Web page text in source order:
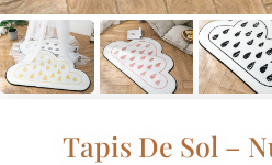
Tapis De Sol –